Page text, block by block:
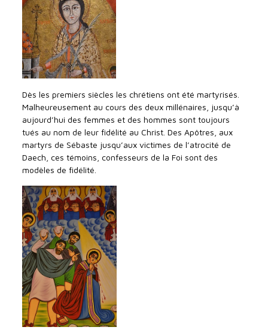
Dès les premiers siècles les chrétiens ont été martyrisés.
Malheureusement au cours des deux millénaires, jusqu’à
aujourd’hui des femmes et des hommes sont toujours
tués au nom de leur fidélité au Christ. Des Apôtres, aux
martyrs de Sébaste jusqu’aux victimes de l’atrocité de
Daech, ces témoins, confesseurs de la Foi sont des
modèles de fidélité.